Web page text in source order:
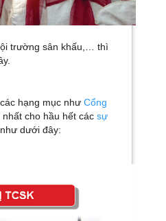
trường sân khấu,… thì
hạng mục như Cổng
cho hầu hết các sự
dưới đây: